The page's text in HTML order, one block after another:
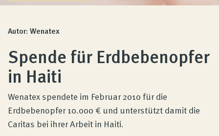
Qualität und Garantie
Kundenbewertungen
Produktberatung
Unternehmen
Autor: Wenatex
Spende für Erdbebenopfer
in Haiti
Wenatex spendete im Februar 2010 für die
Erdbebenopfer 10.000 € und unterstützt damit die
Caritas bei ihrer Arbeit in Haiti.